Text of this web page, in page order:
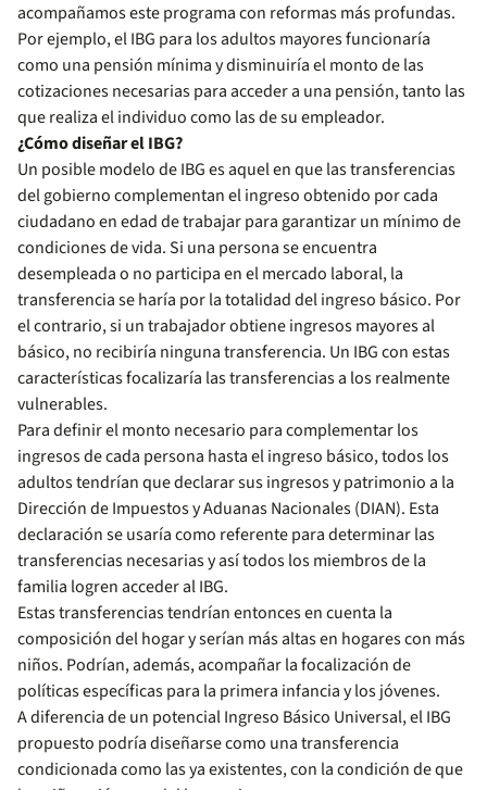
acompañamos este programa con reformas más profundas.
Por ejemplo, el IBG para los adultos mayores funcionaría
como una pensión mínima y disminuiría el monto de las
cotizaciones necesarias para acceder a una pensión, tanto las
que realiza el individuo como las de su empleador.
¿Cómo diseñar el IBG?
Un posible modelo de IBG es aquel en que las transferencias
del gobierno complementan el ingreso obtenido por cada
ciudadano en edad de trabajar para garantizar un mínimo de
condiciones de vida. Si una persona se encuentra
desempleada o no participa en el mercado laboral, la
transferencia se haría por la totalidad del ingreso básico. Por
el contrario, si un trabajador obtiene ingresos mayores al
básico, no recibiría ninguna transferencia. Un IBG con estas
características focalizaría las transferencias a los realmente
vulnerables.
Para definir el monto necesario para complementar los
ingresos de cada persona hasta el ingreso básico, todos los
adultos tendrían que declarar sus ingresos y patrimonio a la
Dirección de Impuestos y Aduanas Nacionales (DIAN). Esta
declaración se usaría como referente para determinar las
transferencias necesarias y así todos los miembros de la
familia logren acceder al IBG.
Estas transferencias tendrían entonces en cuenta la
composición del hogar y serían más altas en hogares con más
niños. Podrían, además, acompañar la focalización de
políticas específicas para la primera infancia y los jóvenes.
A diferencia de un potencial Ingreso Básico Universal, el IBG
propuesto podría diseñarse como una transferencia
condicionada como las ya existentes, con la condición de que